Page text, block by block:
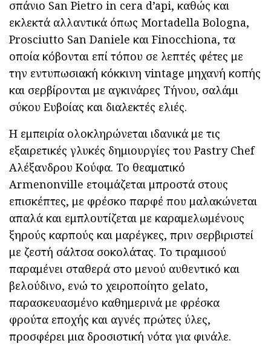
σπάνιο San Pietro in cera d’api, καθώς και
εκλεκτά αλλαντικά όπως Mortadella Bologna,
Prosciutto San Daniele και Finocchiona, τα
οποία κόβονται επί τόπου σε λεπτές φέτες με
την εντυπωσιακή κόκκινη vintage μηχανή κοπής
και σερβίρονται με αγκινάρες Τήνου, σαλάμι
σύκου Ευβοίας και διαλεκτές ελιές.
Η εμπειρία ολοκληρώνεται ιδανικά με τις
εξαιρετικές γλυκές δημιουργίες του Pastry Chef
Αλέξανδρου Κούφα. Το θεαματικό
Armenonville ετοιμάζεται μπροστά στους
επισκέπτες, με φρέσκο παρφέ που μαλακώνεται
απαλά και εμπλουτίζεται με καραμελωμένους
ξηρούς καρπούς και μαρέγκες, πριν σερβιριστεί
με ζεστή σάλτσα σοκολάτας. Το τιραμισού
παραμένει σταθερά στο μενού αυθεντικό και
βελούδινο, ενώ το χειροποίητο gelato,
παρασκευασμένο καθημερινά με φρέσκα
φρούτα εποχής και αγνές πρώτες ύλες,
προσφέρει μια δροσιστική νότα για φινάλε.